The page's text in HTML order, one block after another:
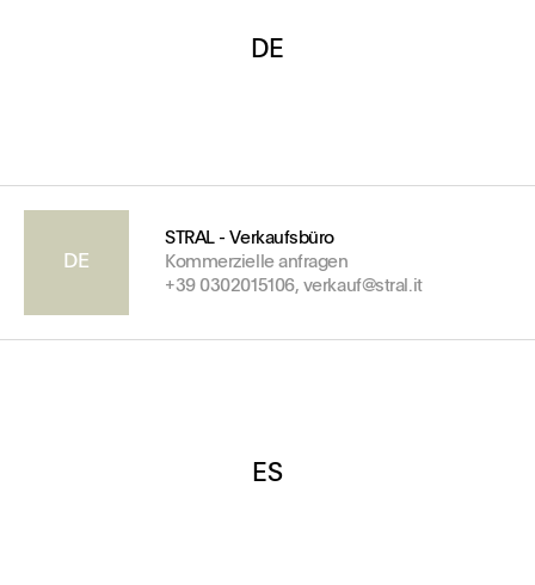
DE
DE
STRAL - Verkaufsbüro
Kommerzielle anfragen
+39 0302015106, verkauf@stral.it
ES